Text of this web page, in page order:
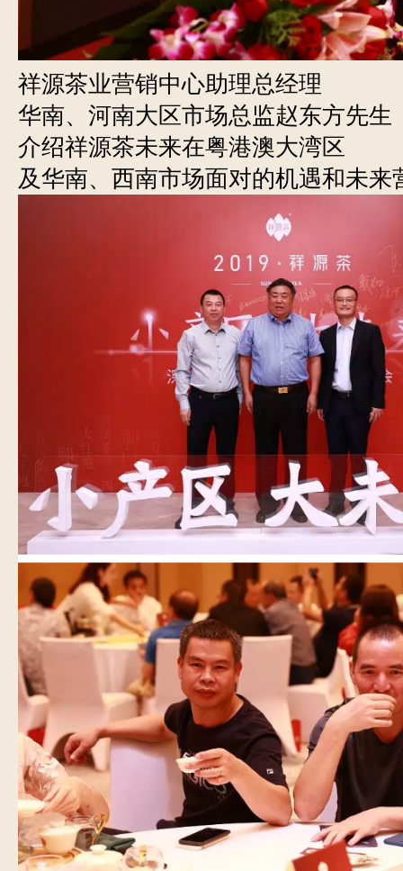
祥源茶业营销中心助理总经理
华南、河南大区市场总监赵东方先生
介绍祥源茶未来在粤港澳大湾区
及华南、西南市场面对的机遇和未来